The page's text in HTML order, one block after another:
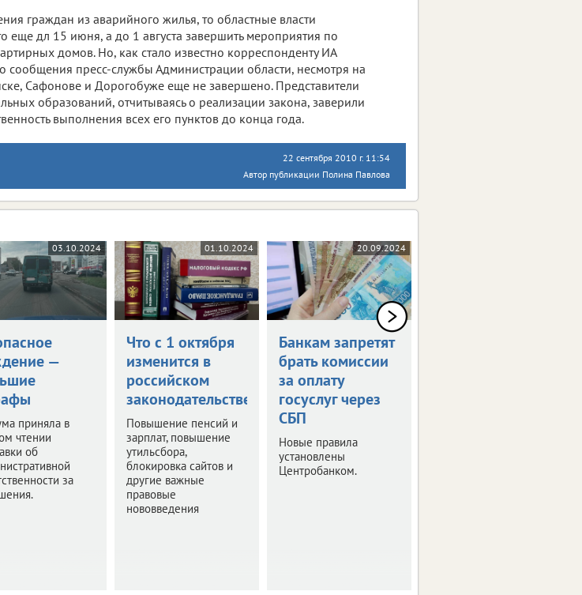
граждан из аварийного жилья, то областные власти
еще дл 15 июня, а до 1 августа завершить мероприятия по
домов. Но, как стало известно корреспонденту ИА
сообщения пресс-службы Администрации области, несмотря на
Сафонове и Дорогобуже еще не завершено. Представители
образований, отчитываясь о реализации закона, заверили
выполнения всех его пунктов до конца года.
22 сентября 2010 г. 11:54
Автор публикации Полина Павлова
03.10.2024
—
приняла в
чтении
об
за
01.10.2024
Что с 1 октября
изменится в
российском
законодательстве
Повышение пенсий и
зарплат, повышение
утильсбора,
блокировка сайтов и
другие важные
правовые
нововведения
20.09.2024
Банкам запретят
брать комиссии
за оплату
госуслуг через
СБП
Новые правила
установлены
Центробанком.